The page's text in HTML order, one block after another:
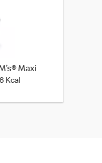
Maxi
Kcal